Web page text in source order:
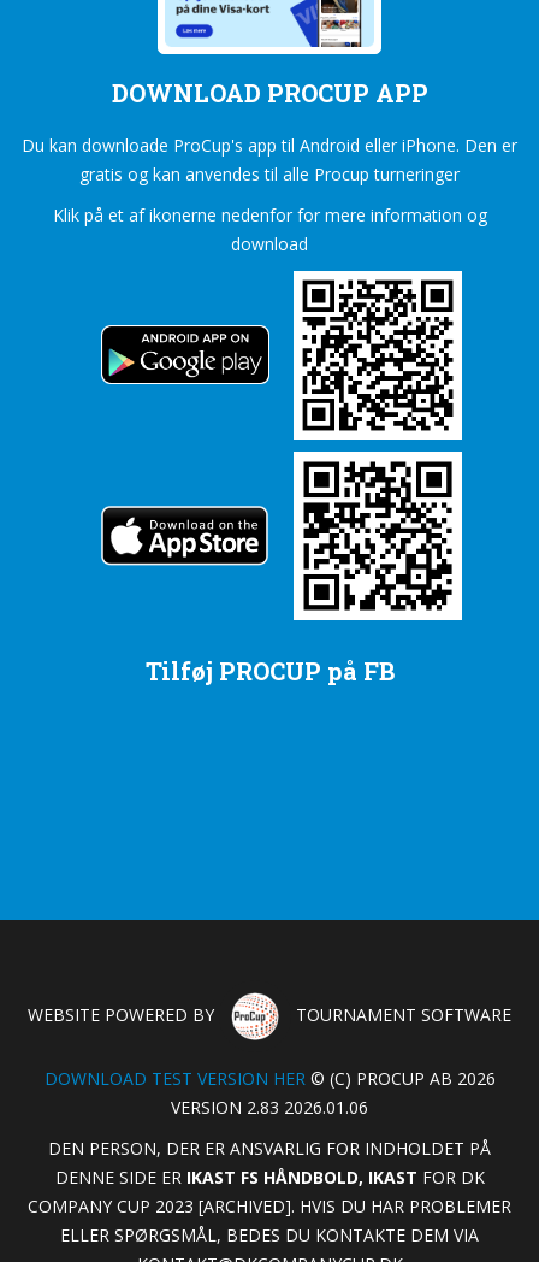
DOWNLOAD PROCUP APP
Du kan downloade ProCup's app til Android eller iPhone. Den er
gratis og kan anvendes til alle Procup turneringer
Klik på et af ikonerne nedenfor for mere information og
download
Tilføj PROCUP på FB
WEBSITE POWERED BY TOURNAMENT SOFTWARE
DOWNLOAD TEST VERSION HER © (C) PROCUP AB 2026
VERSION 2.83 2026.01.06
DEN PERSON, DER ER ANSVARLIG FOR INDHOLDET PÅ
DENNE SIDE ER IKAST FS HÅNDBOLD, IKAST FOR DK
COMPANY CUP 2023 [ARCHIVED]. HVIS DU HAR PROBLEMER
ELLER SPØRGSMÅL, BEDES DU KONTAKTE DEM VIA